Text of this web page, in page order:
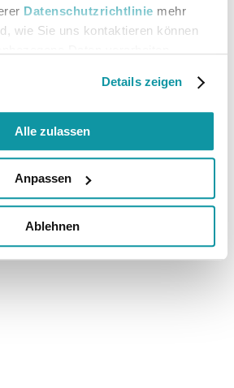
Datenschutzrichtlinie mehr
wie Sie uns kontaktieren können
Details zeigen
Alle zulassen
Anpassen
Ablehnen